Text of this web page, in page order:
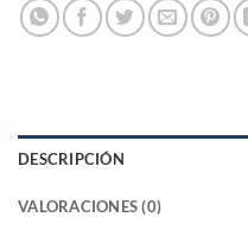
DESCRIPCIÓN
VALORACIONES (0)